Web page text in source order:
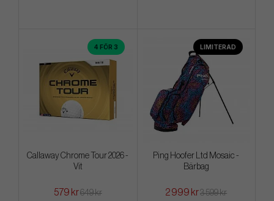
4 FÖR 3
Callaway Chrome Tour 2026 -
Vit
579 kr649 kr
LIMITERAD
Ping Hoofer Ltd Mosaic -
Bärbag
2 999 kr3 599 kr